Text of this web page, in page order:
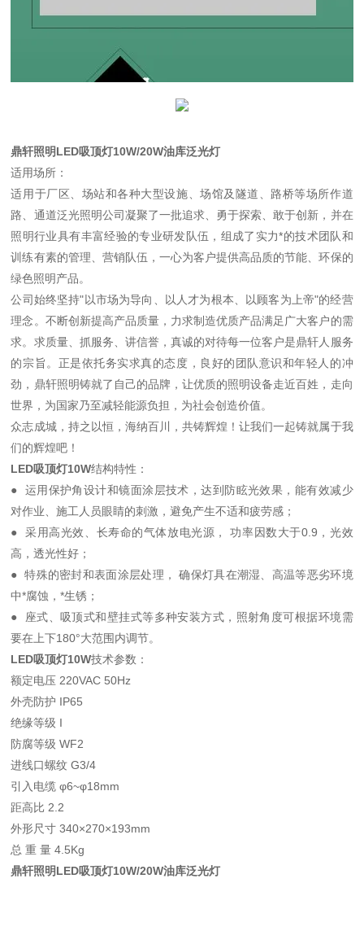
鼎轩照明LED吸顶灯10W/20W油库泛光灯
适用场所：
适用于厂区、场站和各种大型设施、场馆及隧道、路桥等场所作道
路、通道泛光照明公司凝聚了一批追求、勇于探索、敢于创新，并在
照明行业具有丰富经验的专业研发队伍，组成了实力*的技术团队和
训练有素的管理、营销队伍，一心为客户提供高品质的节能、环保的
绿色照明产品。
公司始终坚持"以市场为导向、以人才为根本、以顾客为上帝"的经营
理念。不断创新提高产品质量，力求制造优质产品满足广大客户的需
求。求质量、抓服务、讲信誉，真诚的对待每一位客户是鼎轩人服务
的宗旨。正是依托务实求真的态度，良好的团队意识和年轻人的冲
劲，鼎轩照明铸就了自己的品牌，让优质的照明设备走近百姓，走向
世界，为国家乃至减轻能源负担，为社会创造价值。
众志成城，持之以恒，海纳百川，共铸辉煌！让我们一起铸就属于我
们的辉煌吧！
LED吸顶灯10W结构特性：
● 运用保护角设计和镜面涂层技术，达到防眩光效果，能有效减少
对作业、施工人员眼睛的刺激，避免产生不适和疲劳感；
● 采用高光效、长寿命的气体放电光源， 功率因数大于0.9，光效
高，透光性好；
● 特殊的密封和表面涂层处理， 确保灯具在潮湿、高温等恶劣环境
中*腐蚀，*生锈；
● 座式、吸顶式和壁挂式等多种安装方式，照射角度可根据环境需
要在上下180°大范围内调节。
LED吸顶灯10W技术参数：
额定电压 220VAC 50Hz
外壳防护 IP65
绝缘等级 I
防腐等级 WF2
进线口螺纹 G3/4
引入电缆 φ6~φ18mm
距高比 2.2
外形尺寸 340×270×193mm
总 重 量 4.5Kg
鼎轩照明LED吸顶灯10W/20W油库泛光灯